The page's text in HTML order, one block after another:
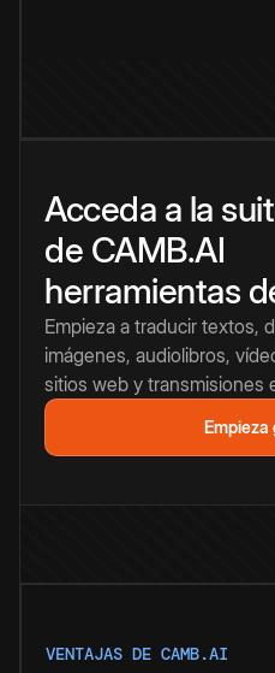
Acceda a la
de CAMB.AI
herramientas
Empieza a traducir textos,
imágenes, audiolibros,
sitios web y transmisiones
VENTAJAS DE CAMB.AI